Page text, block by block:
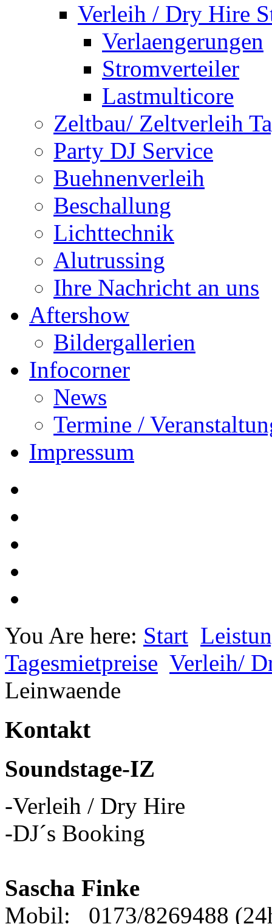
Verleih / Dry Hire
Verlaengerungen
Stromverteiler
Lastmulticore
Zeltbau/ Zeltverleih
Party DJ Service
Buehnenverleih
Beschallung
Lichttechnik
Alutrussing
Ihre Nachricht an uns
Aftershow
Bildergallerien
Infocorner
News
Termine /
Impressum
You Are here: Start
Tagesmietpreise Verleih/
Leinwaende
Kontakt
Soundstage-IZ
-Verleih / Dry Hire
-DJ´s Booking
Sascha Finke
Mobil: 0173/8269488